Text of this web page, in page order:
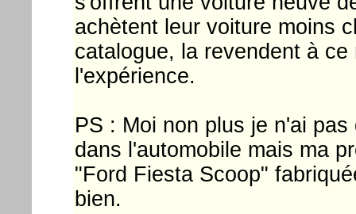
achètent leur voiture moins
catalogue, la revendent à
l'expérience.
PS : Moi non plus je n'ai
dans l'automobile mais ma
"Ford Fiesta Scoop"
bien.